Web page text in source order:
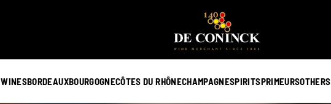
WINESBORDEAUXBOURGOGNECÔTES DU RHÔNECHAMPAGNESPIRITSPRIMEURSOTHERS